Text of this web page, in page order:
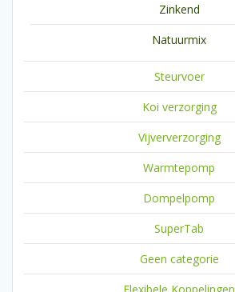
Zinkend
Natuurmix
Steurvoer
Koi verzorging
Vijververzorging
Warmtepomp
Dompelpomp
SuperTab
Geen categorie